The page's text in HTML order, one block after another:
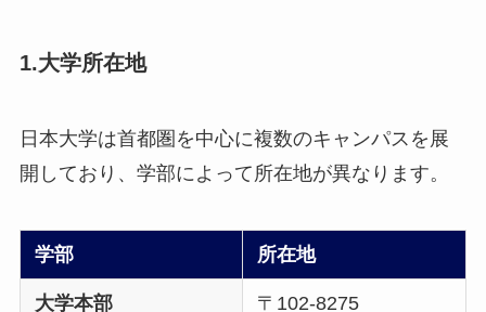
1.大学所在地
日本大学は首都圏を中心に複数のキャンパスを展
開しており、学部によって所在地が異なります。
学部 所在地
大学本部
〒102-8275